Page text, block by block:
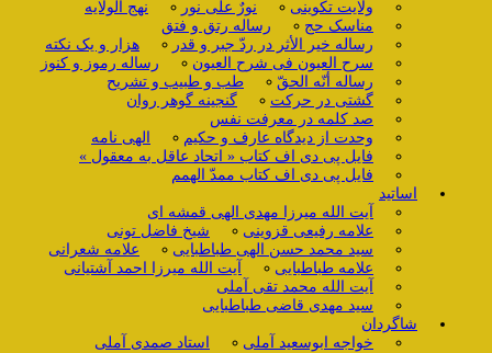
ولایت تکوینی
نورٌ علی نور
نهج الولایه
مناسک حج
رساله رتق و فتق
رساله خیر الأثر در ردّ جبر و قدر
هزار و یک نکته
سرح العیون فی شرح العیون
رساله رموز و کنوز
رساله أنّه الحقّ
طب و طبیب و تشریح
گشتی در حرکت
گنجینه گوهر روان
صد کلمه در معرفت نفس
وحدت از دیدگاه عارف و حکیم
الهی نامه
فایل پی دی اف کتاب « اتحاد عاقل به معقول »
فایل پی دی اف کتاب ممدّ الهمم
اساتید
آیت الله میرزا مهدی الهی قمشه ای
علامه رفیعی قزوینی
شیخ فاضل تونی
سید محمد حسن الهی طباطبایی
علامه شعرانی
علامه طباطبایی
آیت الله میرزا احمد آشتیانی
آیت الله محمد تقی آملی
سید مهدی قاضی طباطبایی
شاگردان
خواجه ابوسعید آملی
استاد صمدی آملی